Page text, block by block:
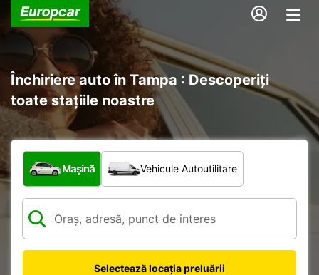
Închiriere auto în Tampa : Descoperiți
toate stațiile noastre
Ce tip de vehicul?
Mașină Vehicule Autoutilitare
Selectează locația preluării